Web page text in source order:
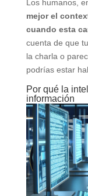
Los humanos,
mejor el
cuando esta
cuenta de que
la charla o
podrías estar
Por qué la
información